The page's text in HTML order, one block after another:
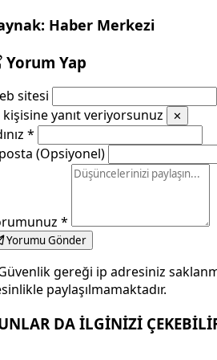
Haber Merkezi
Yorum Yap
sitesi
kişisine yanıt veriyorsunuz
✕
*
(Opsiyonel)
*
Yorumu Gönder
gereği ip adresiniz
paylaşılmamaktadır.
DA İLGİNİZİ